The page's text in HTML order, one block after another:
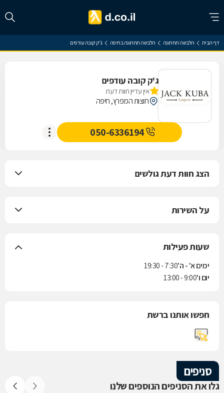
דף הבית הלבשה תחתונה הלבשה תחתונה בחיפה ג'ק קובה עודפים
ג'ק קובה עודפים
אין עדיין חוות דעת
חוצות המפרץ, חיפה
050-6336194
הצג חוות דעת גולשים
על השירות
שעות פעילות
ימים א' - ה'7:30 - 19:30
יום ו'9:00 - 13:00
חפשו אותנו ברשת
סניפים
גלו את הסניפים הנוספים שלנו